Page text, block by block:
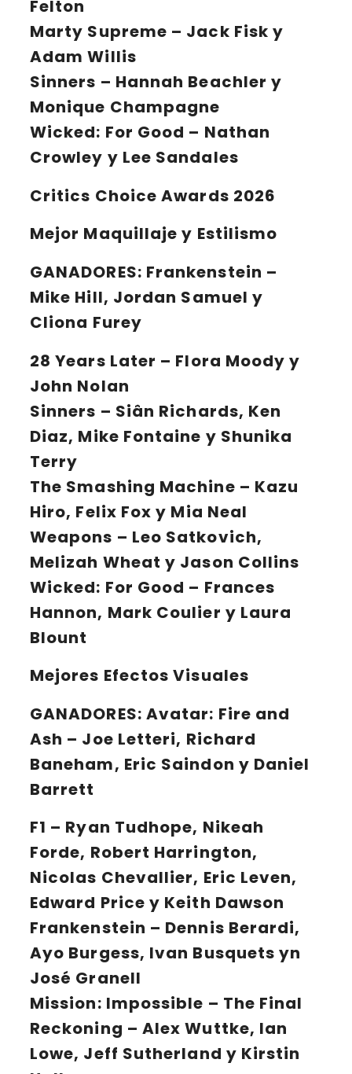
Felton
Marty Supreme – Jack Fisk y
Adam Willis
Sinners – Hannah Beachler y
Monique Champagne
Wicked: For Good – Nathan
Crowley y Lee Sandales
Critics Choice Awards 2026
Mejor Maquillaje y Estilismo
GANADORES: Frankenstein –
Mike Hill, Jordan Samuel y
Cliona Furey
28 Years Later – Flora Moody y
John Nolan
Sinners – Siân Richards, Ken
Diaz, Mike Fontaine y Shunika
Terry
The Smashing Machine – Kazu
Hiro, Felix Fox y Mia Neal
Weapons – Leo Satkovich,
Melizah Wheat y Jason Collins
Wicked: For Good – Frances
Hannon, Mark Coulier y Laura
Blount
Mejores Efectos Visuales
GANADORES: Avatar: Fire and
Ash – Joe Letteri, Richard
Baneham, Eric Saindon y Daniel
Barrett
F1 – Ryan Tudhope, Nikeah
Forde, Robert Harrington,
Nicolas Chevallier, Eric Leven,
Edward Price y Keith Dawson
Frankenstein – Dennis Berardi,
Ayo Burgess, Ivan Busquets yn
José Granell
Mission: Impossible – The Final
Reckoning – Alex Wuttke, Ian
Lowe, Jeff Sutherland y Kirstin